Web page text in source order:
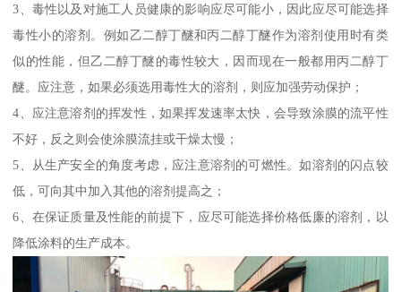
3、毒性以及对施工人员健康的影响应尽可能小，因此应尽可能选择
毒性小的溶剂。例如乙二醇丁醚和丙二醇丁醚作为溶剂使用时有类
似的性能，但乙二醇丁醚的毒性较大，因而现在一般都用丙二醇丁
醚。应注意，如果必须选用毒性大的溶剂，则应加强劳动保护；
4、应注意溶剂的挥发性，如果挥发速率太快，会导致涂膜的流平性
不好，反之则会使涂膜流挂或干燥太慢；
5、从生产安全的角度考虑，应注意溶剂的可燃性。如溶剂的闪点较
低，可向其中加入其他的溶剂提高之；
6、在保证质量及性能的前提下，应尽可能选择价格低廉的溶剂，以
降低涂料的生产成本。